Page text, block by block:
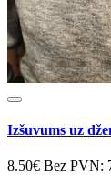
Izšuvums uz
8.50€ Bez PVN: